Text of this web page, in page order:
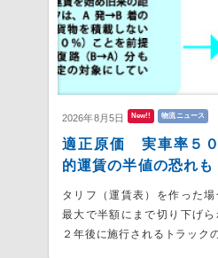
2026年8月5日 New!! 物流ニュース
適正原価 実車率５
的運賃の半値の恐れも
タリフ（運賃表）を作った
最大で半額にまで切り下げら
２年後に施行されるトラック